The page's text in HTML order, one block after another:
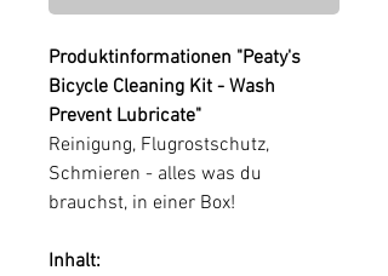
Produktinformationen "Peaty's
Bicycle Cleaning Kit - Wash
Prevent Lubricate"
Reinigung, Flugrostschutz,
Schmieren - alles was du
brauchst, in einer Box!
Inhalt: